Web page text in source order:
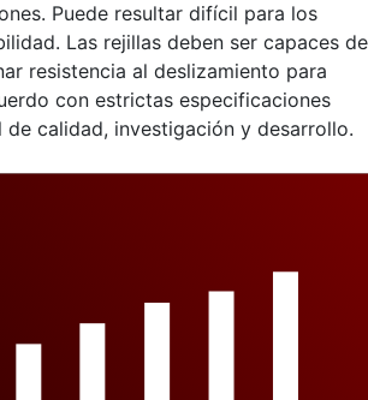
Puede resultar difícil para los
Las rejillas deben ser capaces de
resistencia al deslizamiento para
con estrictas especificaciones
calidad, investigación y desarrollo.